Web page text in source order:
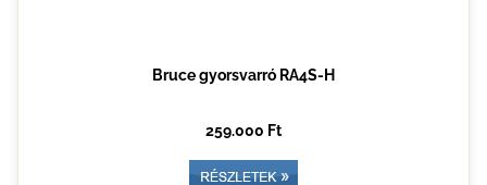
Bruce gyorsvarró RA4S-H
259.000 Ft